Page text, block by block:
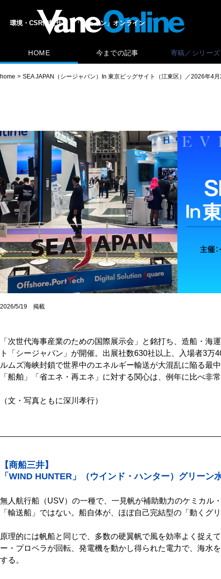
環境・CSR情報サイト「ヴェイン」オンライン
HOME 今までの記事 寄稿／シリーズ
home SEA JAPAN（シージャパン）In 東京ビッグサイト（江東区）／2026年4
2026/5/19 掲載
「次世代海事産業のための国際展示会」と銘打ち、造船・海
ト「シージャパン」が開催。出展社数630社以上、入場者3
ルムズ海峡封鎖で世界中のエネルギー輸送が大混乱に陥る最
「船舶」「省エネ・再エネ」に対する関心は、例年に比べ非
（文・写真ともに深川孝行）
【商船三井】
「WIND HUNTER」（ウインド・ハンター）グリーン
無人航行船（USV）の一種で、一見帆が補助動力のケミカル
「輸送船」ではない。船自体が、ほぼ自己完結型の「動くグ
原理的には帆船と同じで、多数の硬翼帆で風を効率よく捉え
ー・プロペラが回転、発電機を動かし得られた電力で、海水
する。